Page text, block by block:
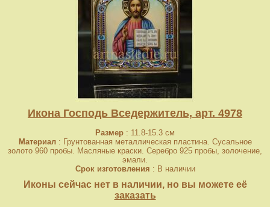
Икона Господь Вседержитель, арт. 4978
Размер : 11.8-15.3 см
Материал: Грунтованная металлическая пластина. Сусальное
золото 960 пробы. Масляные краски. Серебро 925 пробы, золочение,
эмали.
Срок изготовления : В наличии
Иконы сейчас нет в наличии, но вы можете её
заказать